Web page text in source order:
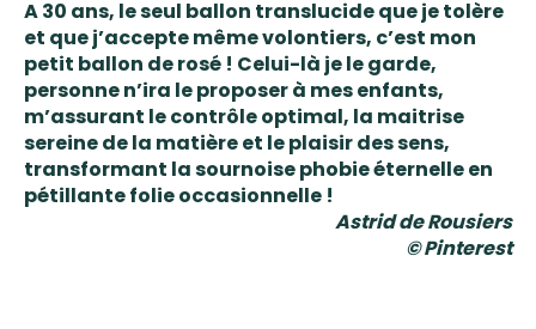
A 30 ans, le seul ballon translucide que je tolère
et que j’accepte même volontiers, c’est mon
petit ballon de rosé ! Celui-là je le garde,
personne n’ira le proposer à mes enfants,
m’assurant le contrôle optimal, la maitrise
sereine de la matière et le plaisir des sens,
transformant la sournoise phobie éternelle en
pétillante folie occasionnelle !
Astrid de Rousiers
© Pinterest